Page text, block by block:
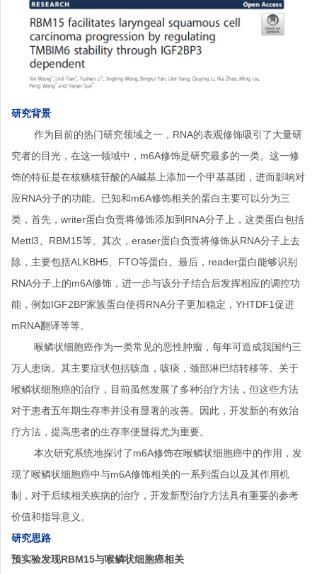
研究背景
作为目前的热门研究领域之一，RNA的表观修饰吸引了大量研
究者的目光，在这一领域中，m6A修饰是研究最多的一类。这一修
饰的特征是在核糖核苷酸的A碱基上添加一个甲基基团，进而影响对
应RNA分子的功能。已知和m6A修饰相关的蛋白主要可以分为三
类，首先，writer蛋白负责将修饰添加到RNA分子上，这类蛋白包括
Mettl3、RBM15等。其次，eraser蛋白负责将修饰从RNA分子上去
除，主要包括ALKBH5、FTO等蛋白。最后，reader蛋白能够识别
RNA分子上的m6A修饰，进一步与该分子结合后发挥相应的调控功
能，例如IGF2BP家族蛋白使得RNA分子更加稳定，YHTDF1促进
mRNA翻译等等。
喉鳞状细胞癌作为一类常见的恶性肿瘤，每年可造成我国约三
万人患病。其主要症状包括咳血，咳痰，颈部淋巴结转移等。关于
喉鳞状细胞癌的治疗，目前虽然发展了多种治疗方法，但这些方法
对于患者五年期生存率并没有显著的改善。因此，开发新的有效治
疗方法，提高患者的生存率便显得尤为重要。
本次研究系统地探讨了m6A修饰在喉鳞状细胞癌中的作用，发
现了喉鳞状细胞癌中与m6A修饰相关的一系列蛋白以及其作用机
制，对于后续相关疾病的治疗，开发新型治疗方法具有重要的参考
价值和指导意义。
研究思路
预实验发现RBM15与喉鳞状细胞癌相关